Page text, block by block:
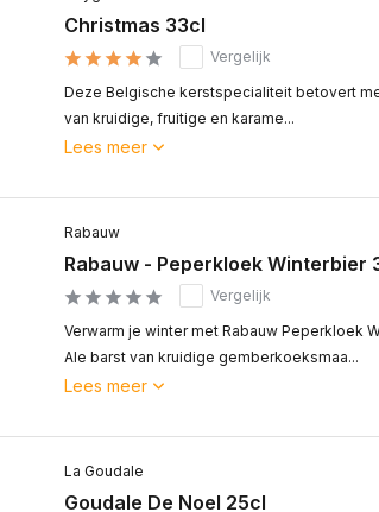
Christmas 33cl
Vergelijk
Deze Belgische kerstspecialiteit betovert
van kruidige, fruitige en karame...
Lees meer
Rabauw
Rabauw - Peperkloek Winterbier
Vergelijk
Verwarm je winter met Rabauw Peperkloek
Ale barst van kruidige gemberkoeksmaa...
Lees meer
La Goudale
Goudale De Noel 25cl